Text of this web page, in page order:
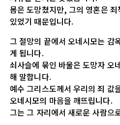
몸은 도망쳤지만, 그의 영혼은
있었기 때문입니다.
그 절망의 끝에서 오네시모는 감
게 됩니다.
쇠사슬에 묶인 바울은 도망자 오
해 말합니다.
예수 그리스도께서 우리의 죄 값
오네시모의 마음을 깨뜨립니다.
그는 그 자리에서 새로운 사람으